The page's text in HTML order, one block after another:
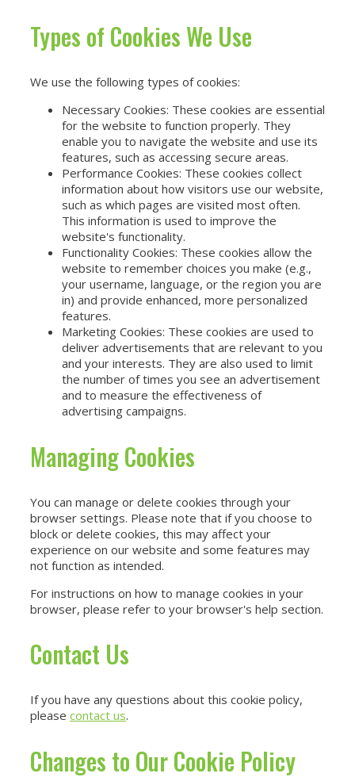
Types of Cookies We Use
We use the following types of cookies:
Necessary Cookies: These cookies are essential
for the website to function properly. They
enable you to navigate the website and use its
features, such as accessing secure areas.
Performance Cookies: These cookies collect
information about how visitors use our website,
such as which pages are visited most often.
This information is used to improve the
website's functionality.
Functionality Cookies: These cookies allow the
website to remember choices you make (e.g.,
your username, language, or the region you are
in) and provide enhanced, more personalized
features.
Marketing Cookies: These cookies are used to
deliver advertisements that are relevant to you
and your interests. They are also used to limit
the number of times you see an advertisement
and to measure the effectiveness of
advertising campaigns.
Managing Cookies
You can manage or delete cookies through your
browser settings. Please note that if you choose to
block or delete cookies, this may affect your
experience on our website and some features may
not function as intended.
For instructions on how to manage cookies in your
browser, please refer to your browser's help section.
Contact Us
If you have any questions about this cookie policy,
please contact us.
Changes to Our Cookie Policy